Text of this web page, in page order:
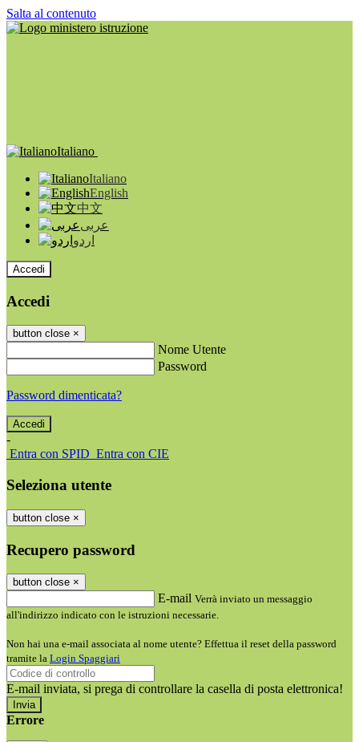
Salta al contenuto
Italiano
Italiano
English
中文
عربى
اردو
Accedi
Accedi
button close ×
Nome Utente
Password
Password dimenticata?
-
Entra con SPID Entra con CIE
Seleziona utente
button close ×
Recupero password
button close ×
E-mail Verrà inviato un messaggio
all'indirizzo indicato con le istruzioni necessarie.
Non hai una e-mail associata al nome utente? Effettua il reset della password
tramite la Login Spaggiari
E-mail inviata, si prega di controllare la casella di posta elettronica!
Errore